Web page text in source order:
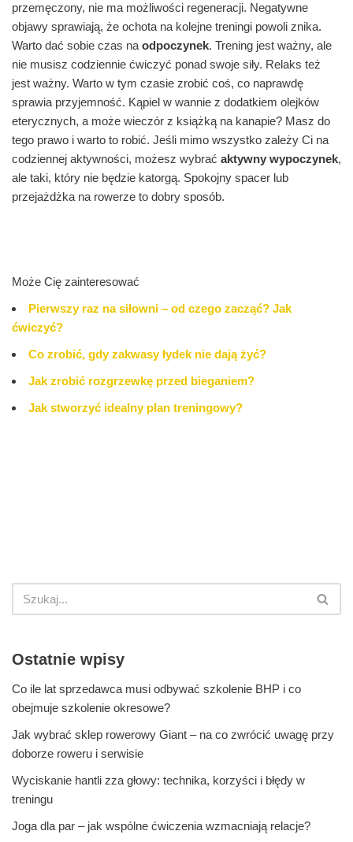
przemęczony, nie ma możliwości regeneracji. Negatywne
objawy sprawiają, że ochota na kolejne treningi powoli znika.
Warto dać sobie czas naodpoczynek. Trening jest ważny, ale
nie musisz codziennie ćwiczyć ponad swoje siły. Relaks też
jest ważny. Warto w tym czasie zrobić coś, co naprawdę
sprawia przyjemność. Kąpiel w wannie z dodatkiem olejków
eterycznych, a może wieczór z książką na kanapie? Masz do
tego prawo i warto to robić. Jeśli mimo wszystko zależy Ci na
codziennej aktywności, możesz wybrać aktywny wypoczynek,
ale taki, który nie będzie katorgą. Spokojny spacer lub
przejażdżka na rowerze to dobry sposób.
Może Cię zainteresować
Pierwszy raz na siłowni – od czego zacząć? Jak
ćwiczyć?
Co zrobić, gdy zakwasy łydek nie dają żyć?
Jak zrobić rozgrzewkę przed bieganiem?
Jak stworzyć idealny plan treningowy?
Ostatnie wpisy
Co ile lat sprzedawca musi odbywać szkolenie BHP i co
obejmuje szkolenie okresowe?
Jak wybrać sklep rowerowy Giant – na co zwrócić uwagę przy
doborze roweru i serwisie
Wyciskanie hantli zza głowy: technika, korzyści i błędy w
treningu
Joga dla par – jak wspólne ćwiczenia wzmacniają relacje?